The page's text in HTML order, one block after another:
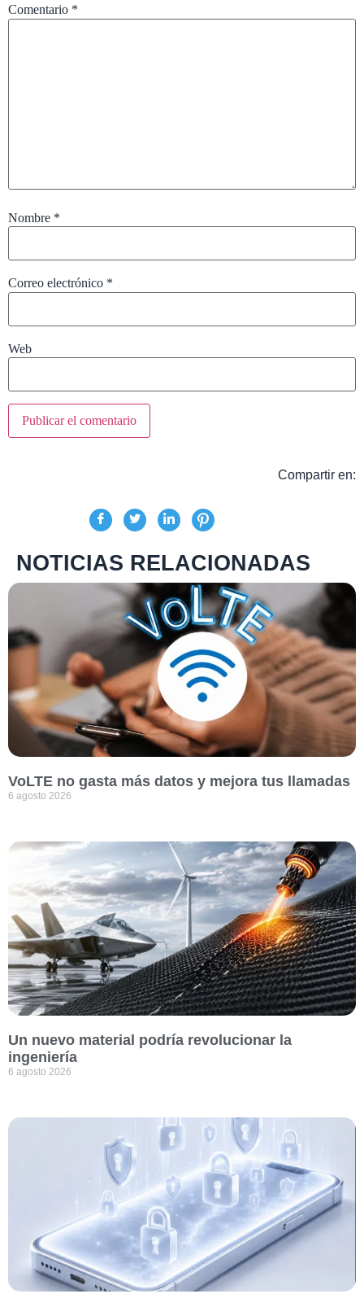
Comentario *
Nombre *
Correo electrónico *
Web
Compartir en:
NOTICIAS RELACIONADAS
VoLTE no gasta más datos y mejora tus llamadas
6 agosto 2026
Un nuevo material podría revolucionar la
ingeniería
6 agosto 2026